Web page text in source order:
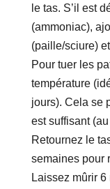
le tas. S’il est
(ammoniac),
(paille/sciure)
Pour tuer les
température
jours). Cela se
est suffisant
Retournez le
semaines pour
Laissez mûrir 6